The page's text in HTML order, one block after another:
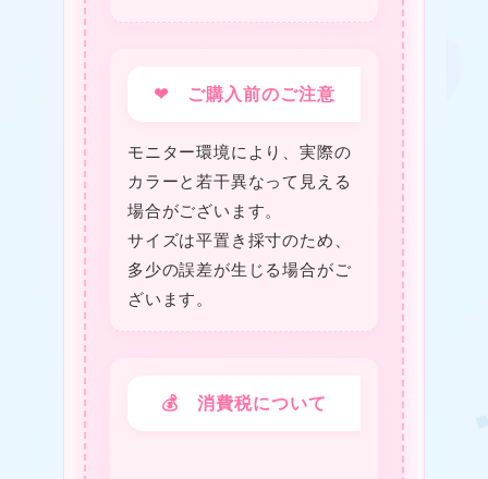
❤ ご購入前のご注意
モニター環境により、実際の
カラーと若干異なって見える
場合がございます。
サイズは平置き採寸のため、
多少の誤差が生じる場合がご
ざいます。
💰 消費税について
❤